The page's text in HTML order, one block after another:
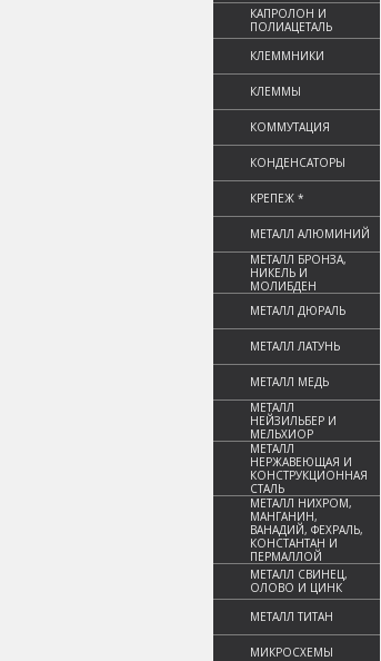
КАПРОЛОН И
ПОЛИАЦЕТАЛЬ
КЛЕММНИКИ
КЛЕММЫ
КОММУТАЦИЯ
КОНДЕНСАТОРЫ
КРЕПЕЖ *
МЕТАЛЛ АЛЮМИНИЙ
МЕТАЛЛ БРОНЗА,
НИКЕЛЬ И
МОЛИБДЕН
МЕТАЛЛ ДЮРАЛЬ
МЕТАЛЛ ЛАТУНЬ
МЕТАЛЛ МЕДЬ
МЕТАЛЛ
НЕЙЗИЛЬБЕР И
МЕЛЬХИОР
МЕТАЛЛ
НЕРЖАВЕЮЩАЯ И
КОНСТРУКЦИОННАЯ
СТАЛЬ
МЕТАЛЛ НИХРОМ,
МАНГАНИН,
ВАНАДИЙ, ФЕХРАЛЬ,
КОНСТАНТАН И
ПЕРМАЛЛОЙ
МЕТАЛЛ СВИНЕЦ,
ОЛОВО И ЦИНК
МЕТАЛЛ ТИТАН
МИКРОСХЕМЫ